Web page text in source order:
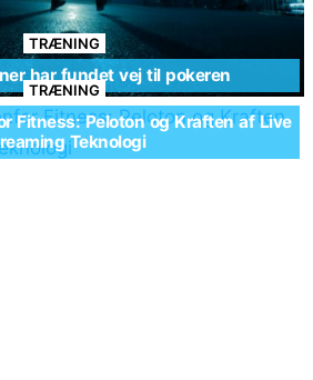
TRÆNING
har fundet vej til pokeren
TRÆNING
Fitness: Peloton og Kraften af Live
Teknologi